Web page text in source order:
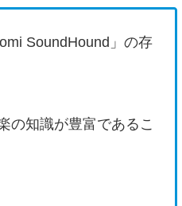
SoundHound」の存
の知識が豊富であるこ